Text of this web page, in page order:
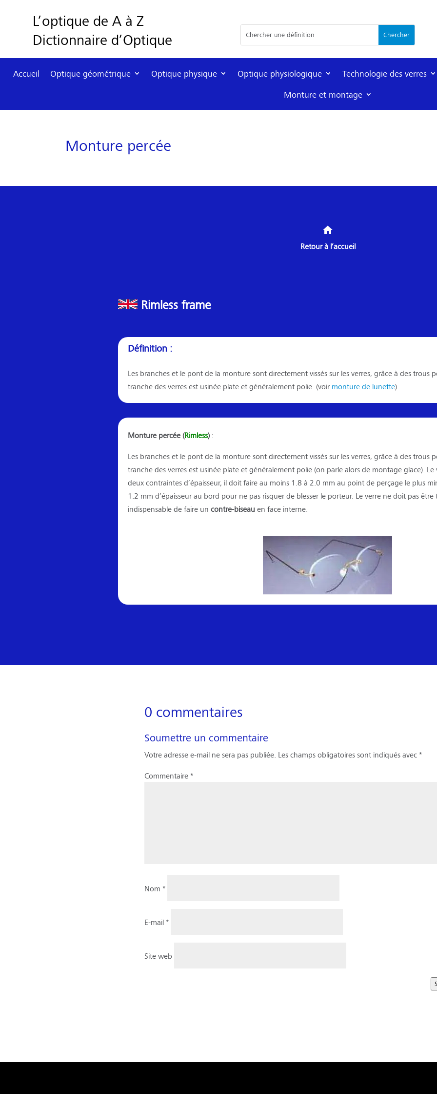
L’optique de A à Z
Dictionnaire d’Optique
Accueil Optique géométrique Optique physique Optique physiologique Technologie des verres
Monture et montage
Monture percée
home
Retour à l’accueil
Rimless frame
Définition :
Les branches et le pont de la monture sont directement vissés sur les verres, grâce à des trous
tranche des verres est usinée plate et généralement polie. (voir monture de lunette)
Monture percée (Rimless):
Les branches et le pont de la monture sont directement vissés sur les verres, grâce à des trous
tranche des verres est usinée plate et généralement polie (on parle alors de montage glace).
deux contraintes d’épaisseur, il doit faire au moins 1.8 à 2.0 mm au point de perçage le plus
1.2 mm d’épaisseur au bord pour ne pas risquer de blesser le porteur. Le verre ne doit pas
indispensable de faire un contre-biseau en face interne.
0 commentaires
Soumettre un commentaire
Votre adresse e-mail ne sera pas publiée. Les champs obligatoires sont indiqués avec *
Commentaire *
Nom *
E-mail *
Site web